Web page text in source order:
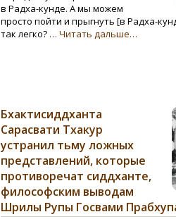
в Радха-кунде. А мы можем
просто пойти и прыгнуть [в Радха-
так легко? … Читать дальше…
Бхактисиддханта
Сарасвати Тхакур
устранил тьму ложных
представлений, которые
противоречат сиддханте,
философским выводам
Шрилы Рупы Госвами